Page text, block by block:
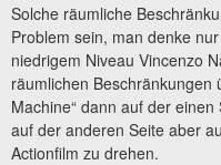
Solche räumliche
Problem sein, man denke
niedrigem Niveau Vincenzo
räumlichen Beschränkungen
Machine“ dann auf der
auf der anderen Seite aber
Actionfilm zu drehen.